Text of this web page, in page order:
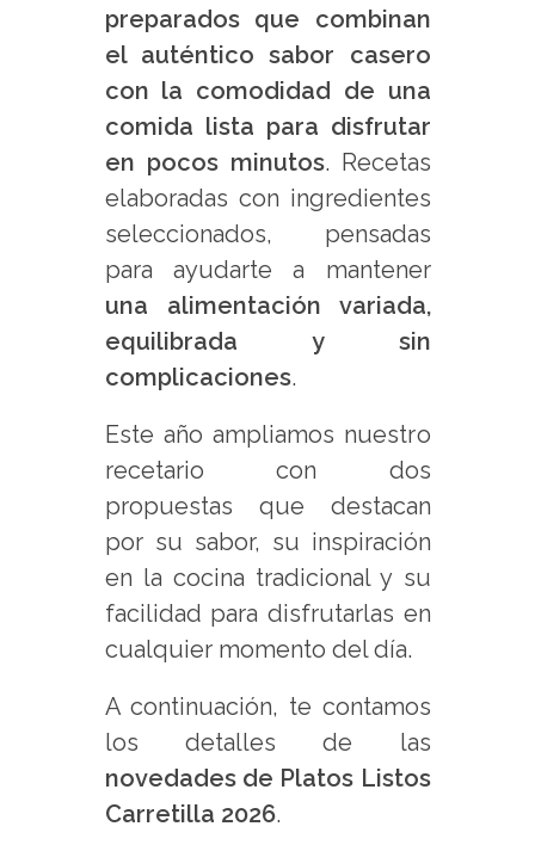
preparados que combinan
el auténtico sabor casero
con la comodidad de una
comida lista para disfrutar
en pocos minutos. Recetas
elaboradas con ingredientes
seleccionados, pensadas
para ayudarte a mantener
una alimentación variada,
equilibrada y sin
complicaciones.
Este año ampliamos nuestro
recetario con dos
propuestas que destacan
por su sabor, su inspiración
en la cocina tradicional y su
facilidad para disfrutarlas en
cualquier momento del día.
A continuación, te contamos
los detalles de las
novedades de Platos Listos
Carretilla 2026.